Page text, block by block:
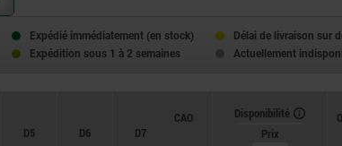
Expédié immédiatement (en stock)
Délai de livraison sur
Expédition sous 1 à 2 semaines
Actuellement
D5 D6 D7
CAO
Disponibilité
Prix
D5 D6 D7
CAO
Disponibilité
Prix